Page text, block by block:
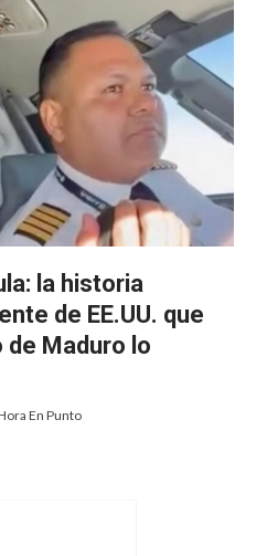
la historia
de EE.UU. que
de Maduro lo
En Punto